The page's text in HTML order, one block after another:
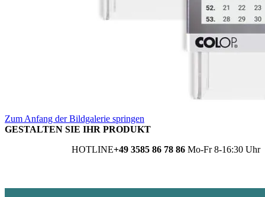
Zum Anfang der Bildgalerie springen
GESTALTEN SIE IHR PRODUKT
HOTLINE+49 3585 86 78 86 Mo-Fr 8-16:30 Uhr